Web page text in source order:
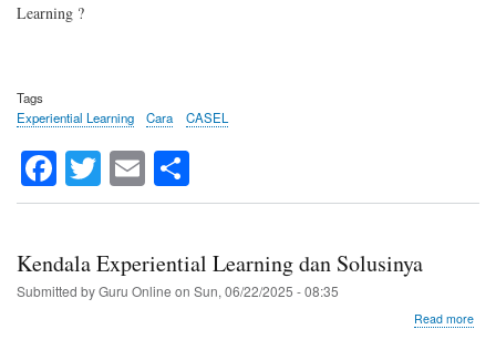
Learning ?
Tags
Experiential Learning
Cara CASEL
Fa
ce
ok
T
wi
r
E
m ha
Kendala Experiential Learning dan Solusinya
Submitted byGuru Online on Sun, 06/22/2025 - 08:35
Read more